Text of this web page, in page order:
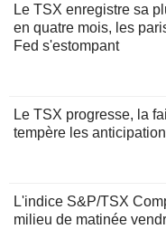
Le TSX enregistre sa
en quatre mois, les
Fed s'estompant
Le TSX progresse, la
tempère les
L'indice S&P/TSX
milieu de matinée